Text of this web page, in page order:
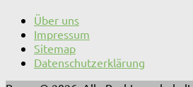
Über uns
Impressum
Sitemap
Datenschutzerklärung